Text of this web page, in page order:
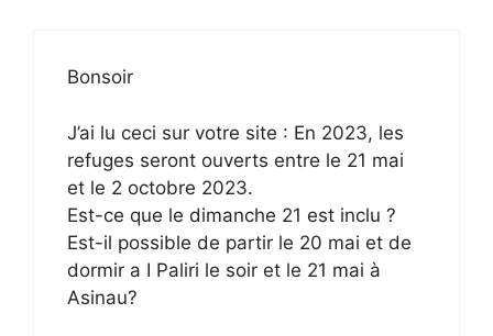
Bonsoir
J’ai lu ceci sur votre site : En 2023, les
refuges seront ouverts entre le 21 mai
et le 2 octobre 2023.
Est-ce que le dimanche 21 est inclu ?
Est-il possible de partir le 20 mai et de
dormir a I Paliri le soir et le 21 mai à
Asinau?